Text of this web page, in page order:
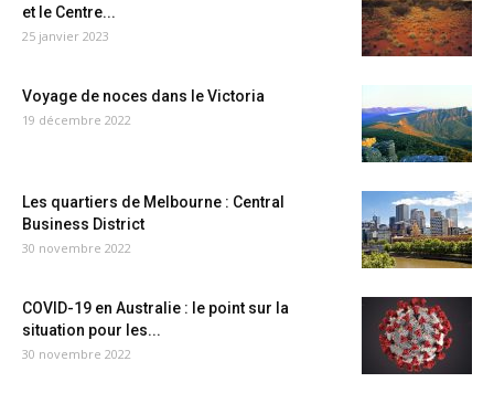
et le Centre...
25 janvier 2023
Voyage de noces dans le Victoria
19 décembre 2022
Les quartiers de Melbourne : Central
Business District
30 novembre 2022
COVID-19 en Australie : le point sur la
situation pour les...
30 novembre 2022